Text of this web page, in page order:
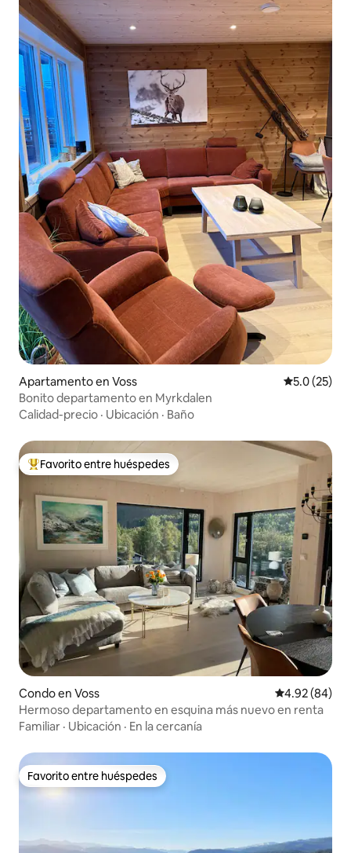
Apartamento en Voss Calificación
5.0 (25)
Bonito departamento en Myrkdalen
Calidad-precio · Ubicación · Baño
Favorito entre huéspedes preferido
Favorito entre huéspedes
Condo en Voss Calificación
4.92 (84)
Hermoso departamento en esquina más nuevo en renta
Familiar · Ubicación · En la cercanía
Favorito entre huéspedes
Favorito entre huéspedes